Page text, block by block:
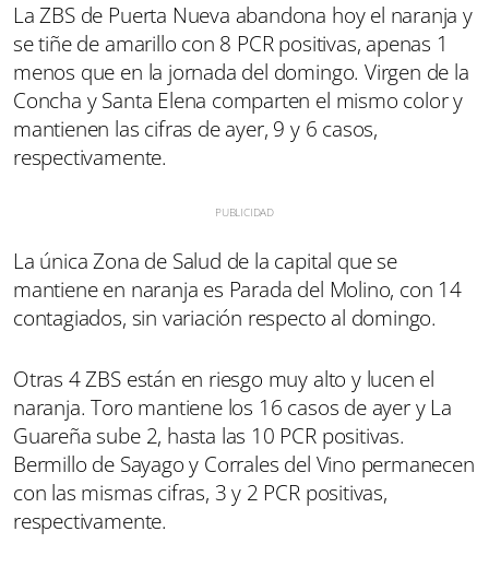
La ZBS de Puerta Nueva abandona hoy el naranja y
se tiñe de amarillo con 8 PCR positivas, apenas 1
menos que en la jornada del domingo. Virgen de la
Concha y Santa Elena comparten el mismo color y
mantienen las cifras de ayer, 9 y 6 casos,
respectivamente.
La única Zona de Salud de la capital que se
mantiene en naranja es Parada del Molino, con 14
contagiados, sin variación respecto al domingo.
Otras 4 ZBS están en riesgo muy alto y lucen el
naranja. Toro mantiene los 16 casos de ayer y La
Guareña sube 2, hasta las 10 PCR positivas.
Bermillo de Sayago y Corrales del Vino permanecen
con las mismas cifras, 3 y 2 PCR positivas,
respectivamente.